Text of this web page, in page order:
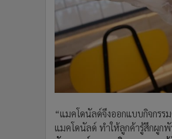
“แมคโดนัลด์จึงออกแบบกิจกร
แมคโดนัลด์ ทำให้ลูกค้ารู้สึกผูก